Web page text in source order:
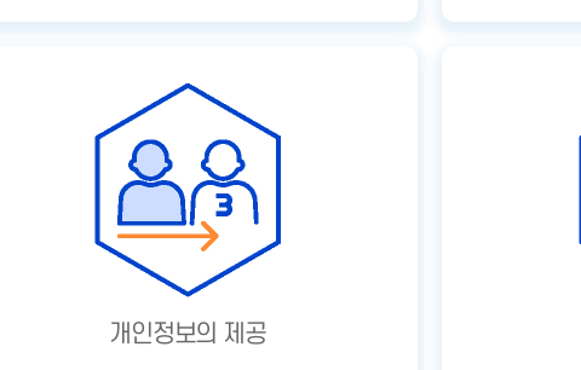
개인정보의 제공